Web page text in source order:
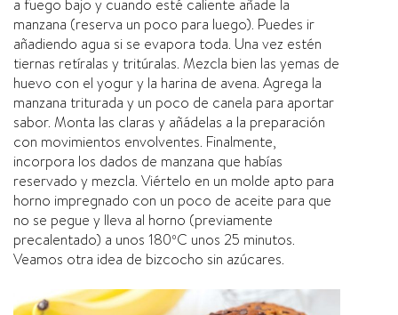
a fuego bajo y cuando esté caliente añade la
manzana (reserva un poco para luego). Puedes ir
añadiendo agua si se evapora toda. Una vez estén
tiernas retí­ralas y tritúralas. Mezcla bien las yemas de
huevo con el yogur y la harina de avena. Agrega la
manzana triturada y un poco de canela para aportar
sabor. Monta las claras y añádelas a la preparación
con movimientos envolventes. Finalmente,
incorpora los dados de manzana que habí­as
reservado y mezcla. Viértelo en un molde apto para
horno impregnado con un poco de aceite para que
no se pegue y lleva al horno (previamente
precalentado) a unos 180ºC unos 25 minutos.
Veamos otra idea de bizcocho sin azúcares.